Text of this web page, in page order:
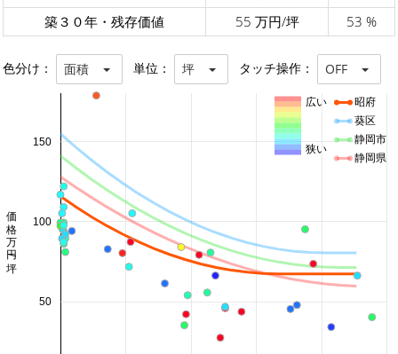
築３０年・残存価値
55 万円/坪 53 %
色分け： 面積 単位： 坪 タッチ操作： OFF
50
100
150
価格 万円/坪
昭府
葵区
静岡市
静岡県
広い
狭い